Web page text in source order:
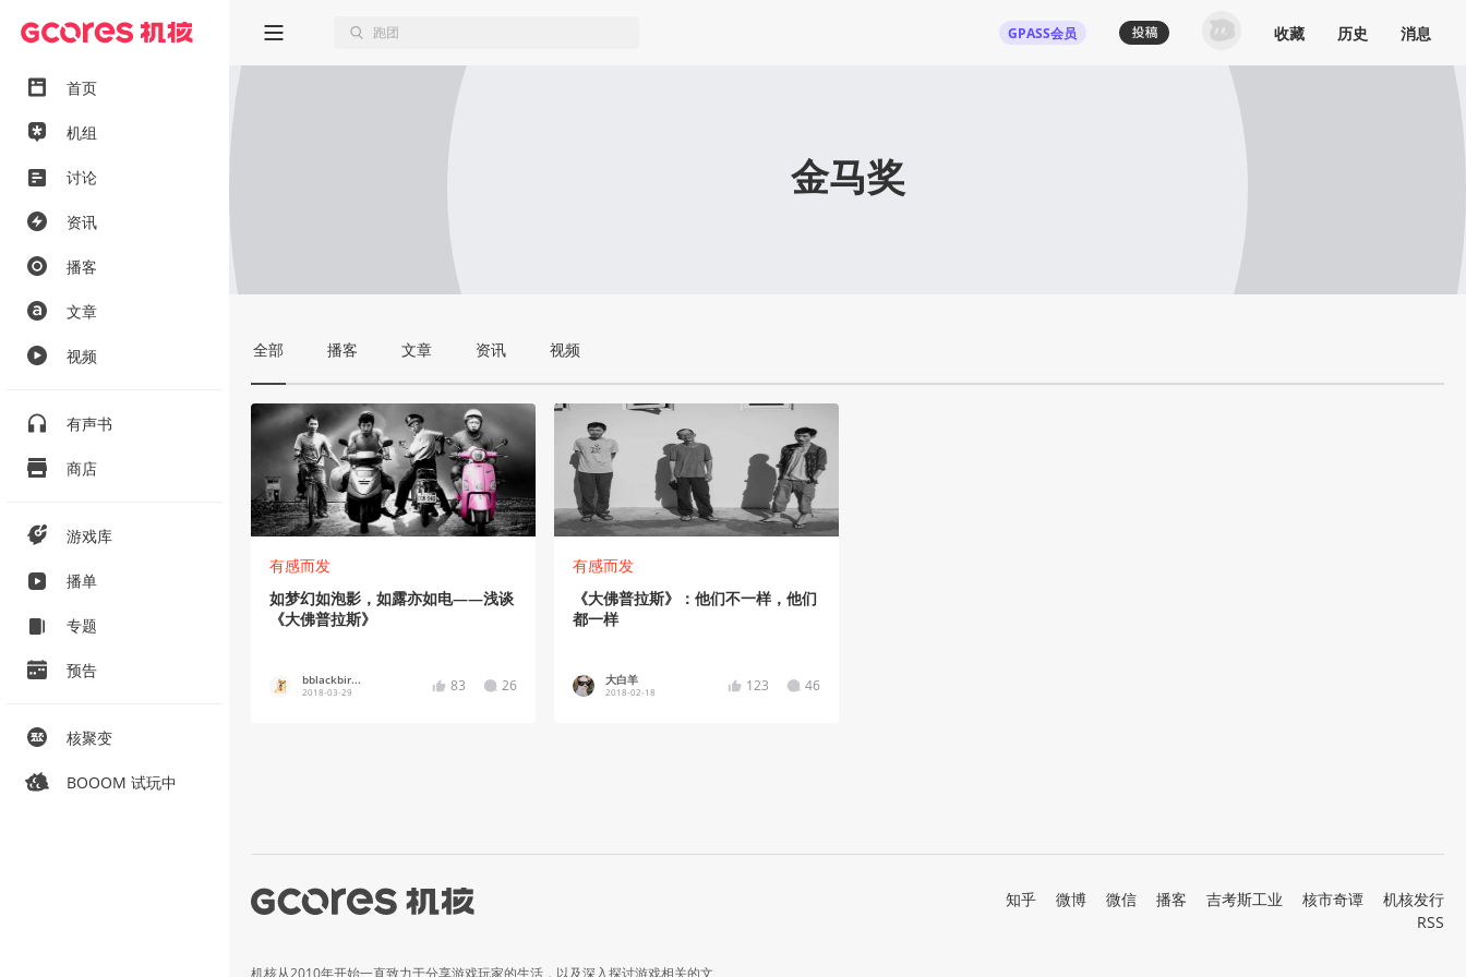
首页
机组
讨论
资讯
播客
文章
视频
有声书
商店
游戏库
播单
专题
预告
核聚变
BOOOM 试玩中
GPASS会员 收藏 历史 消息
金马奖
全部 播客 文章 资讯 视频
有感而发
如梦幻如泡影，如露亦如电——浅谈
《大佛普拉斯》
bblackbir...
2018-03-29 83 26
有感而发
《大佛普拉斯》：他们不一样，他们
都一样
大白羊
2018-02-18 123 46
机核从2010年开始一直致力于分享游戏玩家的生活，以及深入探讨游戏相关的文
知乎 微博 微信 播客 吉考斯工业 核市奇谭
机核发行
RSS